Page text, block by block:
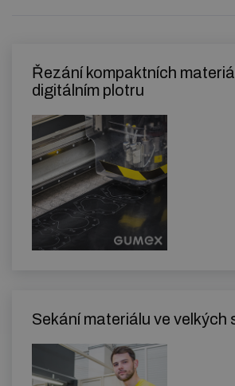
Řezání kompaktních
digitálním plotru
Sekání materiálu ve velkých